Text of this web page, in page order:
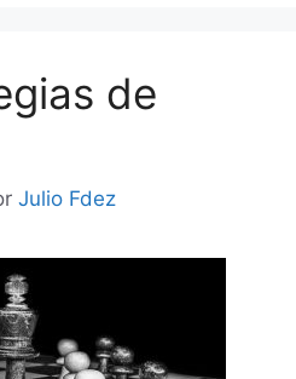
de
Julio Fdez